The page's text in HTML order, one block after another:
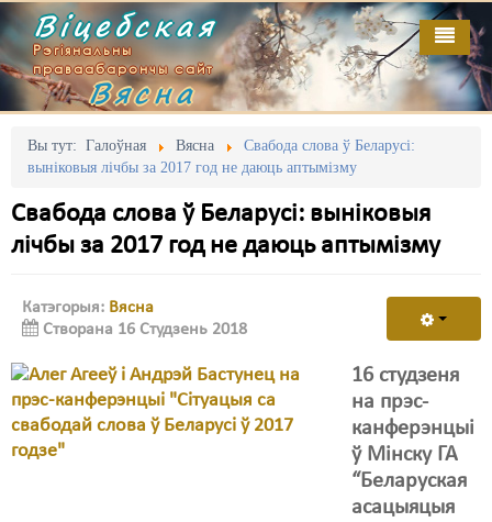
Віцебская
Рэгіянальны
праваабарончы сайт
Вясна
Вы тут: Галоўная Вясна
Свабода слова ў Беларусі:
выніковыя лічбы за 2017 год не даюць аптымізму
Свабода слова ў Беларусі: выніковыя
лічбы за 2017 год не даюць аптымізму
Катэгорыя: Вясна
Створана 16 Студзень 2018
16 студзеня
на прэс-
канферэнцыі
ў Мінску ГА
“Беларуская
асацыяцыя
Галоўная
Адміністрацыйны перасьлед
Безбар'ернае асяродзьдзе
Грамадзянскія ініцыятывы
Дзяржава
Дыскрымінацыя
Затрыманьні
Выданьні
Кантакт
RSS